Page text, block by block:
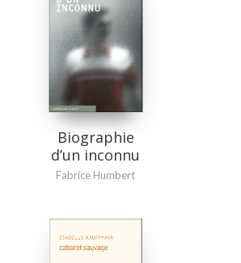
Biographie
d’un inconnu
Fabrice Humbert